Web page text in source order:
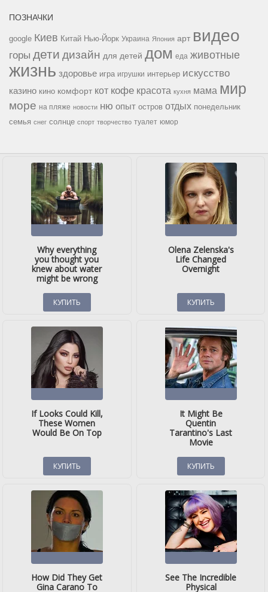
ПОЗНАЧКИ
google Киев Китай Нью-Йорк Украина Япония арт видео
горы дети дизайн для детей дом еда животные
жизнь здоровье игра игрушки интерьер искусство
казино кино комфорт кот кофе красота кухня мама мир
море на пляже новости ню опыт остров отдых понедельник
семья снег солнце спорт творчество туалет юмор